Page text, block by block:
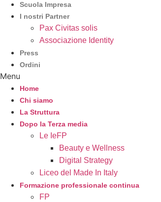
Scuola Impresa
I nostri Partner
Pax Civitas solis
Associazione Identity
Press
Ordini
Menu
Home
Chi siamo
La Struttura
Dopo la Terza media
Le IeFP
Beauty e Wellness
Digital Strategy
Liceo del Made In Italy
Formazione professionale continua
FP